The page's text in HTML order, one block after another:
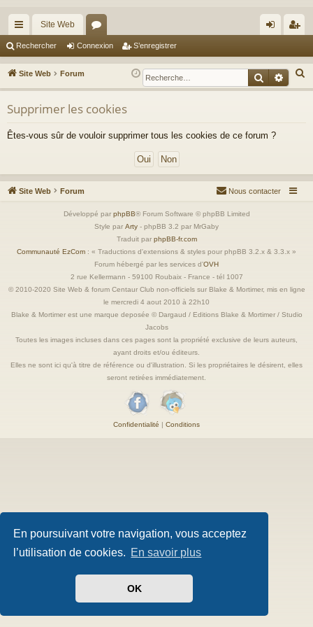
En poursuivant votre navigation, vous acceptez
l’utilisation de cookies. En savoir plus
OK
cc
ès
ra
pi
Site Web
or
u
m
s
ne
xi
nr
eg
Rechercher Connexion S’enregistrer
Site Web Forum
e
h
Supprimer les cookies
Êtes-vous sûr de vouloir supprimer tous les cookies de ce forum ?
Site Web Forum Nous contacter
Développé par phpBB® Forum Software © phpBB Limited
Style par Arty - phpBB 3.2 par MrGaby
Traduit par phpBB-fr.com
Communauté EzCom : « Traductions d'extensions & styles pour phpBB 3.2.x & 3.3.x »
Forum hébergé par les services d’OVH
2 rue Kellermann - 59100 Roubaix - France - tél 1007
© 2010-2020 Site Web & forum Centaur Club non-officiels sur Blake & Mortimer, mis en ligne
le mercredi 4 aout 2010 à 22h10
Blake & Mortimer est une marque deposée © Dargaud / Editions Blake & Mortimer / Studio
Jacobs
Toutes les images incluses dans ces pages sont la propriété exclusive de leurs auteurs,
ayant droits et/ou éditeurs.
Elles ne sont ici qu'à titre de référence ou d'illustration. Si les propriétaires le désirent, elles
seront retirées immédiatement.
Confidentialité | Conditions